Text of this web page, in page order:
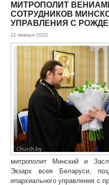
МИТРОПОЛИТ
СОТРУДНИКОВ
УПРАВЛЕНИЯ С
11 января 2022
митрополит Минский и
Экзарх всея Беларуси,
епархиального управления с